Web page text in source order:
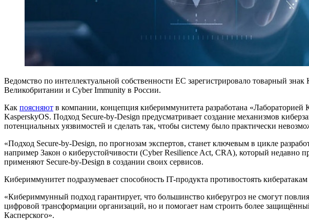
Ведомство по интеллектуальной собственности ЕС зарегистрировало товарный
Великобритании и Cyber Immunity в России.
Как поясняют в компании, концепция кибериммунитета разработана
KasperskyOS. Подход Secure-by-Design предусматривает создание механизмов
потенциальных уязвимостей и сделать так, чтобы систему было практически
«Подход Secure-by-Design, по прогнозам экспертов, станет ключевым в цикле
например Закон о киберустойчивости (Cyber Resilience Act, CRA), который
применяют Secure-by-Design в создании своих сервисов.
Кибериммунитет подразумевает способность IT-продукта противостоять
«Кибериммунный подход гарантирует, что большинство киберугроз не смогут
цифровой трансформации организаций, но и помогает нам строить более
Касперского».